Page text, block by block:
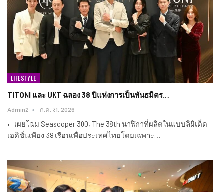
LIFESTYLE
TITONI และ UKT ฉลอง 38 ปีแห่งการเป็นพันธมิตร…
Admin2 ก.ค. 31, 2026
• เผยโฉม Seascoper 300, The 38th นาฬิกาที่ผลิตในแบบลิมิเต็ด
เอดิชั่นเพียง 38 เรือนเพื่อประเทศไทยโดยเฉพาะ…